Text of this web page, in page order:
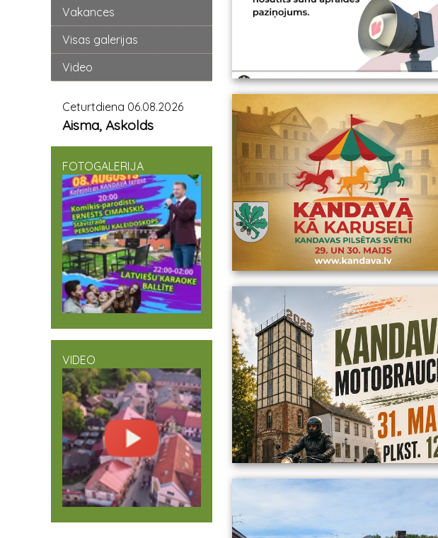
Vakances
Visas galerijas
Video
Ceturtdiena 06.08.2026
Aisma, Askolds
FOTOGALERIJA
VIDEO